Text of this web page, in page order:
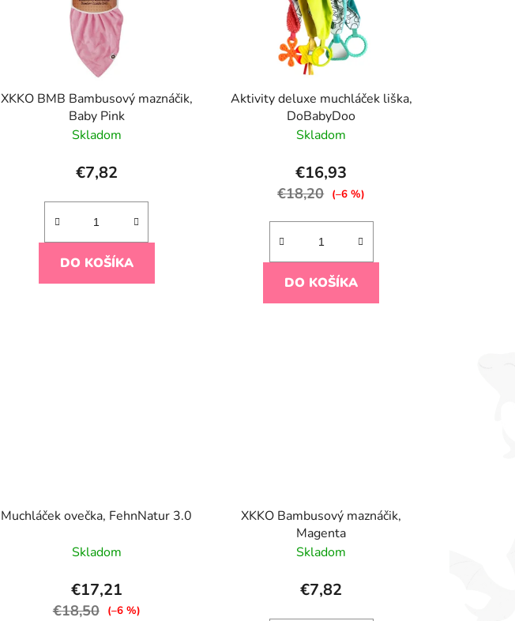
XKKO BMB Bambusový maznáčik,
Baby Pink
Skladom
€7,82
DO KOŠÍKA
Aktivity deluxe muchláček liška,
DoBabyDoo
Skladom
€16,93
€18,20 (–6 %)
DO KOŠÍKA
Muchláček ovečka, FehnNatur 3.0
Skladom
€17,21
€18,50 (–6 %)
XKKO Bambusový maznáčik,
Magenta
Skladom
€7,82